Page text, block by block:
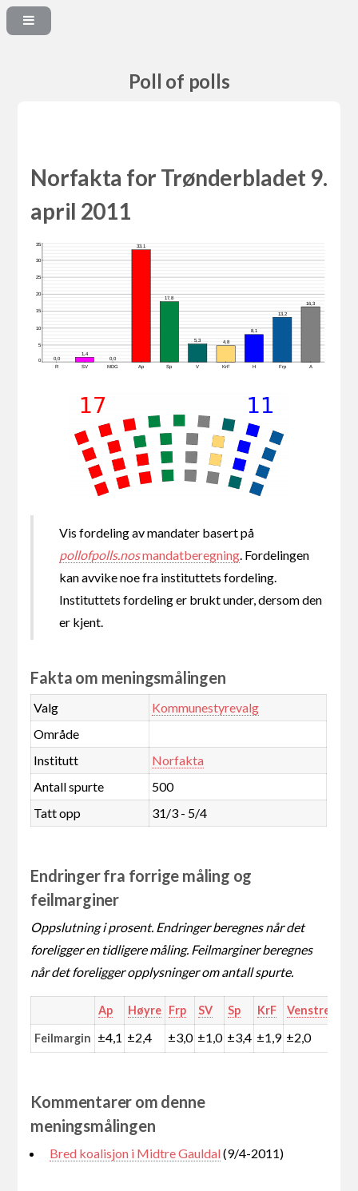
Poll of polls
Norfakta for Trønderbladet 9.
april 2011
0,0
1,4
0,0
33,1
17,8
5,3 4,8
8,1
13,2
16,3
R SV MDG Ap Sp V KrF H Frp A
0
5
10
15
20
25
30
35
Vis fordeling av mandater basert på
pollofpolls.nosmandatberegning . Fordelingen
kan avvike noe fra instituttets fordeling.
Instituttets fordeling er brukt under, dersom den
er kjent.
Fakta om meningsmålingen
Valg
Kommunestyrevalg
Område
Institutt
Norfakta
Antall spurte
500
Tatt opp
31/3 - 5/4
Endringer fra forrige måling og
feilmarginer
Oppslutning i prosent. Endringer beregnes når det
foreligger en tidligere måling. Feilmarginer beregnes
når det foreligger opplysninger om antall spurte.
Ap Høyre Frp SV Sp KrF Venstre
Feilmargin ±4,1 ±2,4 ±3,0 ±1,0 ±3,4 ±1,9 ±2,0
Kommentarer om denne
meningsmålingen
Bred koalisjon i Midtre Gauldal(9/4-2011)